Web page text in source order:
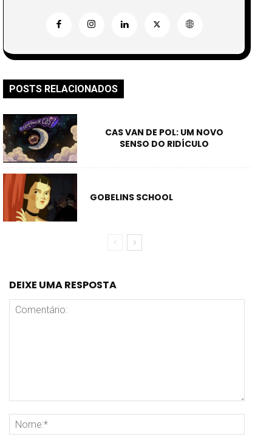
POSTS RELACIONADOS
CAS VAN DE POL: UM NOVO
SENSO DO RIDÍCULO
GOBELINS SCHOOL
DEIXE UMA RESPOSTA